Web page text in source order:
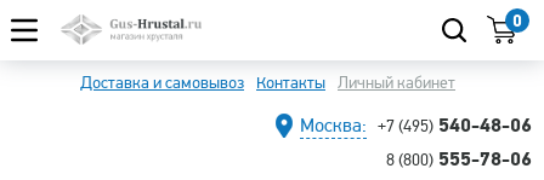
0
Доставка и самовывоз Контакты Личный кабинет
Москва: +7 (495) 540-48-06
8 (800) 555-78-06